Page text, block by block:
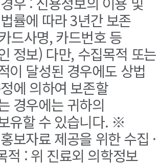
률에 따라 3년간 보존
드사명, 카드번호 등
정보) 다만, 수집목적 또는
이 달성된 경우에도 상법
에 의하여 보존할
경우에는 귀하의
유할 수 있습니다. ※
보자료 제공을 위한 수집 ·
적 : 위 진료외 의학정보